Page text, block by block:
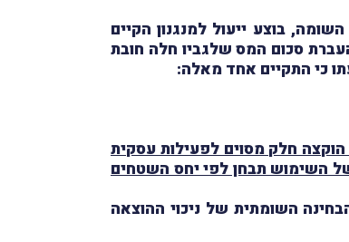
בוצע ייעול למנגנון הקיים
הוא העברת סכום המס שלגביו חלה חובת
כי התקיים אחד מאלה:
חלק מסוים לפעילות עסקית
השימוש תבחן לפי יחס השטחים
ואין בכך בכדי להשפיע על הבחינה השומתית של ניכוי ההוצאה